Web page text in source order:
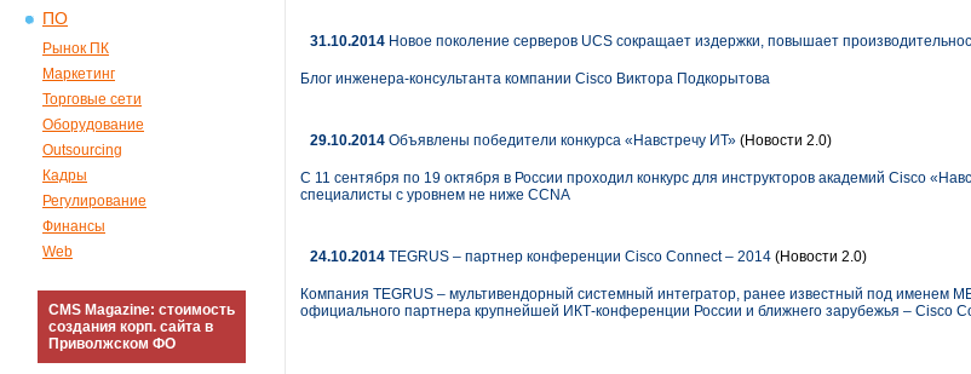
ПО
Рынок ПК
Маркетинг
Торговые сети
Оборудование
Outsourcing
Кадры
Регулирование
Финансы
Web
CMS Magazine: стоимость
создания корп. сайта в
Приволжском ФО
31.10.2014 Новое поколение серверов UCS сокращает издержки, повышает
Блог инженера-консультанта компании Cisco Виктора Подкорытова
29.10.2014 Объявлены победители конкурса «Навстречу ИТ» (Новости 2.0)
С 11 сентября по 19 октября в России проходил конкурс для инструкторов академий Cisco
специалисты с уровнем не ниже CCNA
24.10.2014 TEGRUS – партнер конференции Cisco Connect ‒ 2014 (Новости 2.0)
Компания TEGRUS – мультивендорный системный интегратор, ранее известный под именем
официального партнера крупнейшей ИКТ-конференции России и ближнего зарубежья – Cisco